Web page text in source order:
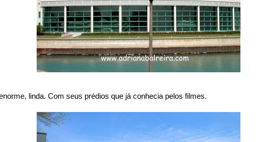
linda. Com seus prédios que já conhecia pelos filmes.